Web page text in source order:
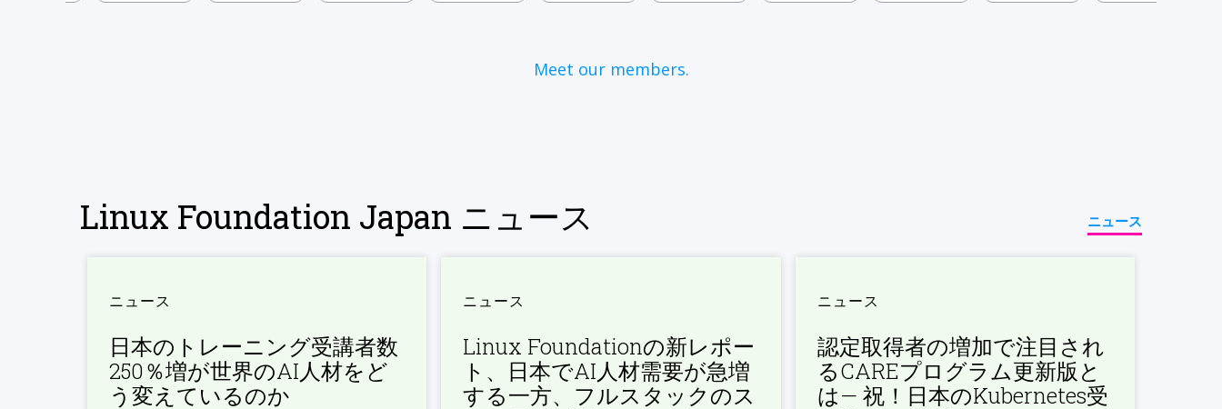
Meet our members.
Linux Foundation Japan ニュース ニュース
ニュース
日本のトレーニング受講者数
250％増が世界のAI人材をど
う変えているのか
ニュース
Linux Foundationの新レポー
ト、日本でAI人材需要が急増
する一方、フルスタックのス
ニュース
認定取得者の増加で注目され
るCAREプログラム更新版と
は— 祝！日本のKubernetes受